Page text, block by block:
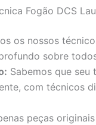
Fogão DCS
os nossos
sobre
Sabemos que
com técnicos
peças